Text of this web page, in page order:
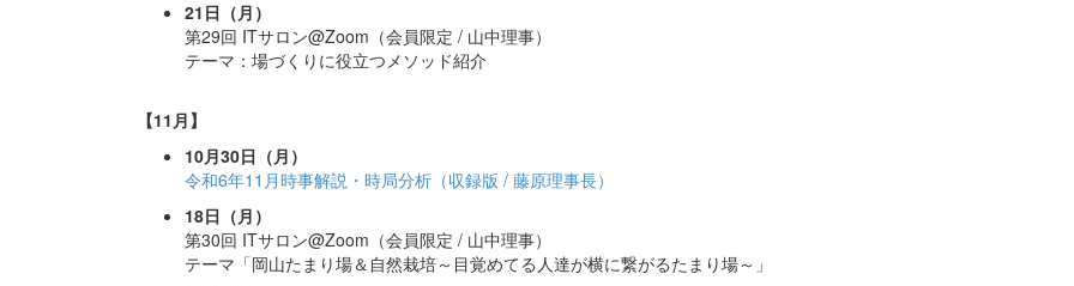
21日（月）
第29回 ITサロン@Zoom（会員限定 / 山中理事）
テーマ：場づくりに役立つメソッド紹介
【11月】
10月30日（月）
令和6年11月時事解説・時局分析（収録版 / 藤原理事長）
18日（月）
第30回 ITサロン@Zoom（会員限定 / 山中理事）
テーマ「岡山たまり場＆自然栽培～目覚めてる人達が横に繋がるたまり場～」